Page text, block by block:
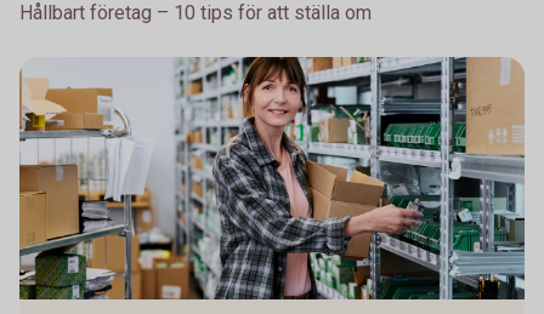
Hållbart företag – 10 tips för att ställa om